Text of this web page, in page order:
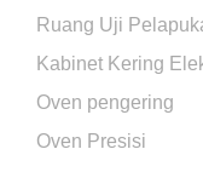
Ruang Uji
Kabinet Kering
Oven pengering
Oven Presisi